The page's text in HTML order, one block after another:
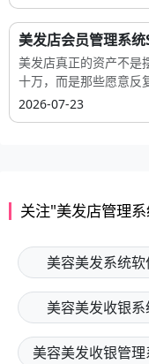
美发店会员管理系
美发店真正的资产不是
十万，而是那些愿意反
2026-07-23
关注"美发店管理
美容美发系统软
美容美发收银系
美容美发收银管